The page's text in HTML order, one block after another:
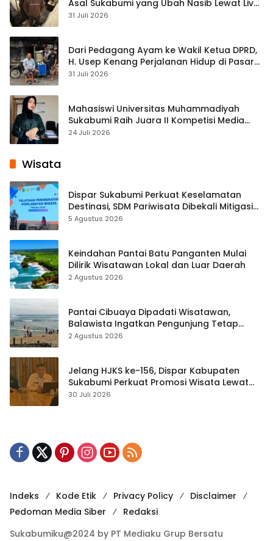
Asal Sukabumi yang Ubah Nasib Lewat Live
Streaming
31 Juli 2026
Dari Pedagang Ayam ke Wakil Ketua DPRD,
H. Usep Kenang Perjalanan Hidup di Pasar
Cisaat
31 Juli 2026
Mahasiswi Universitas Muhammadiyah
Sukabumi Raih Juara II Kompetisi Media
Pembelajaran Digital Tingkat Internasional
24 Juli 2026
Wisata
Dispar Sukabumi Perkuat Keselamatan
Destinasi, SDM Pariwisata Dibekali Mitigasi
hingga Teknik Evakuasi
5 Agustus 2026
Keindahan Pantai Batu Panganten Mulai
Dilirik Wisatawan Lokal dan Luar Daerah
2 Agustus 2026
Pantai Cibuaya Dipadati Wisatawan,
Balawista Ingatkan Pengunjung Tetap
Waspada
2 Agustus 2026
Jelang HJKS ke-156, Dispar Kabupaten
Sukabumi Perkuat Promosi Wisata Lewat
Publikasi Digital
30 Juli 2026
Indeks Kode Etik Privacy Policy
Disclaimer
Pedoman Media Siber
Redaksi
Sukabumiku@2024 by PT Mediaku Grup Bersatu